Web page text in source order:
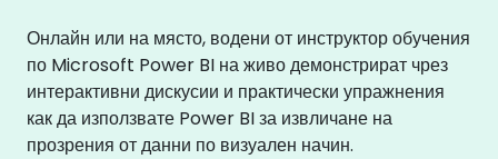
Онлайн или на място, водени от инструктор обучения
по Microsoft Power BI на живо демонстрират чрез
интерактивни дискусии и практически упражнения
как да използвате Power BI за извличане на
прозрения от данни по визуален начин.